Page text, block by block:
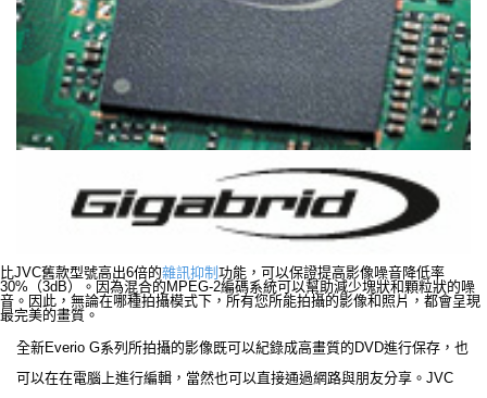
比JVC舊款型號高出6倍的雜訊抑制 功能，可以保證提高影像噪音降低率
30%（3dB）。因為混合的MPEG-2編碼系統可以幫助減少塊狀和顆粒狀的噪
音。因此，無論在哪種拍攝模式下，所有您所能拍攝的影像和照片，都會呈現
最完美的畫質。
全新Everio G系列所拍攝的影像既可以紀錄成高畫質的DVD進行保存，也
可以在在電腦上進行編輯，當然也可以直接通過網路與朋友分享。JVC